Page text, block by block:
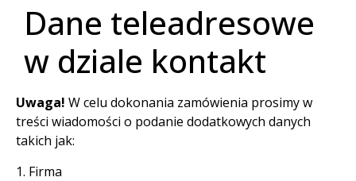
Dane teleadresowe
w dziale kontakt
Uwaga! W celu dokonania zamówienia prosimy w
treści wiadomości o podanie dodatkowych danych
takich jak:
1. Firma